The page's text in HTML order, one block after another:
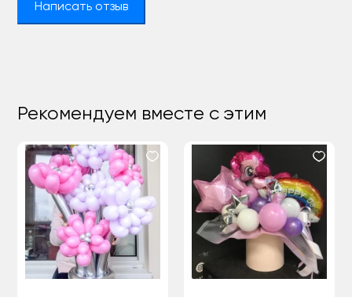
Написать отзыв
Рекомендуем вместе с этим